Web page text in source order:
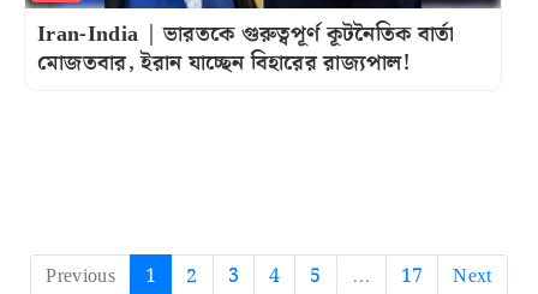
Iran-India | ভারতকে গুরুত্বপূর্ণ কূটনৈতিক বার্তা
মোজতবার, ইরান যাচ্ছেন বিহারের রাজ্যপাল!
Previous 1 2 3 4 5 ... 17 Next